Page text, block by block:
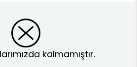
kalmamıştır.